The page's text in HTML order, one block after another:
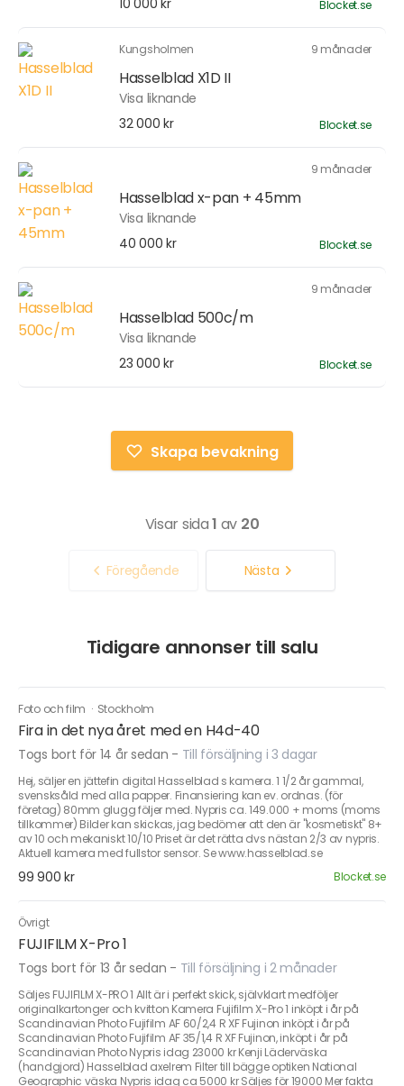
10 000 kr Blocket.se
Kungsholmen 9 månader
Hasselblad X1D II
Visa liknande
32 000 kr
Blocket.se
9 månader
Hasselblad x-pan + 45mm
Visa liknande
40 000 kr
Blocket.se
9 månader
Hasselblad 500c/m
Visa liknande
23 000 kr
Blocket.se
Skapa bevakning
Visar sida1 av 20
Föregående Nästa
Tidigare annonser till salu
Foto och film · Stockholm
Fira in det nya året med en H4d-40
Togs bort för 14 år sedan - Till försäljning i 3 dagar
Hej, säljer en jättefin digital Hasselblad s kamera. 1 1/2 år gammal,
svensksåld med alla papper. Finansiering kan ev. ordnas. (för
företag) 80mm glugg följer med. Nypris ca. 149.000 + moms (moms
tillkommer) Bilder kan skickas, jag bedömer att den är "kosmetiskt" 8+
av 10 och mekaniskt 10/10 Priset är det rätta dvs nästan 2/3 av nypris.
Aktuell kamera med fullstor sensor. Se www.hasselblad.se
99 900 kr Blocket.se
Övrigt
FUJIFILM X-Pro 1
Togs bort för 13 år sedan - Till försäljning i 2 månader
Säljes FUJIFILM X-PRO 1 Allt är i perfekt skick, självklart medföljer
originalkartonger och kvitton Kamera Fujifilm X-Pro 1 inköpt i år på
Scandinavian Photo Fujifilm AF 60/2,4 R XF Fujinon inköpt i år på
Scandinavian Photo Fujifilm AF 35/1,4 R XF Fujinon, inköpt i år på
Scandinavian Photo Nypris idag 23000 kr Kenji Läderväska
(handgjord) Hasselblad axelrem Filter till bägge optiken National
Geographic väska Nypris idag ca 5000 kr Säljes för 19000 Mer fakta